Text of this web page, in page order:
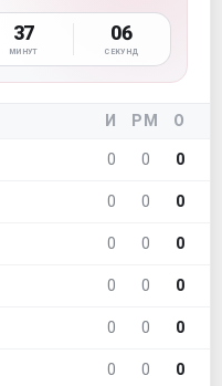
37
МИНУТ
04
СЕКУНД
И РМ О
0 0 0
0 0 0
0 0 0
0 0 0
0 0 0
0 0 0